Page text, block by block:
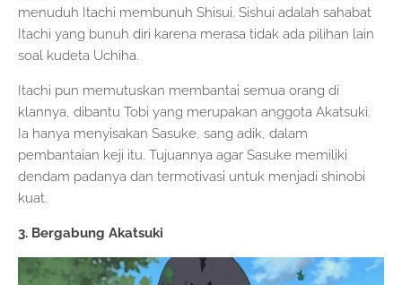
menuduh Itachi membunuh Shisui. Sishui adalah sahabat
Itachi yang bunuh diri karena merasa tidak ada pilihan lain
soal kudeta Uchiha.
Itachi pun memutuskan membantai semua orang di
klannya, dibantu Tobi yang merupakan anggota Akatsuki.
Ia hanya menyisakan Sasuke, sang adik, dalam
pembantaian keji itu. Tujuannya agar Sasuke memiliki
dendam padanya dan termotivasi untuk menjadi shinobi
kuat.
3. Bergabung Akatsuki